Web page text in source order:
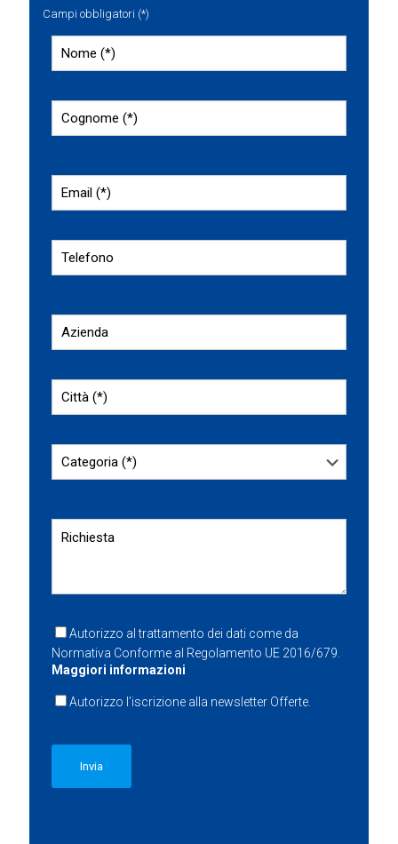
Campi obbligatori (*)
Autorizzo al trattamento dei dati come da
Normativa Conforme al Regolamento UE 2016/679.
Maggiori informazioni
Autorizzo l’iscrizione alla newsletter Offerte.